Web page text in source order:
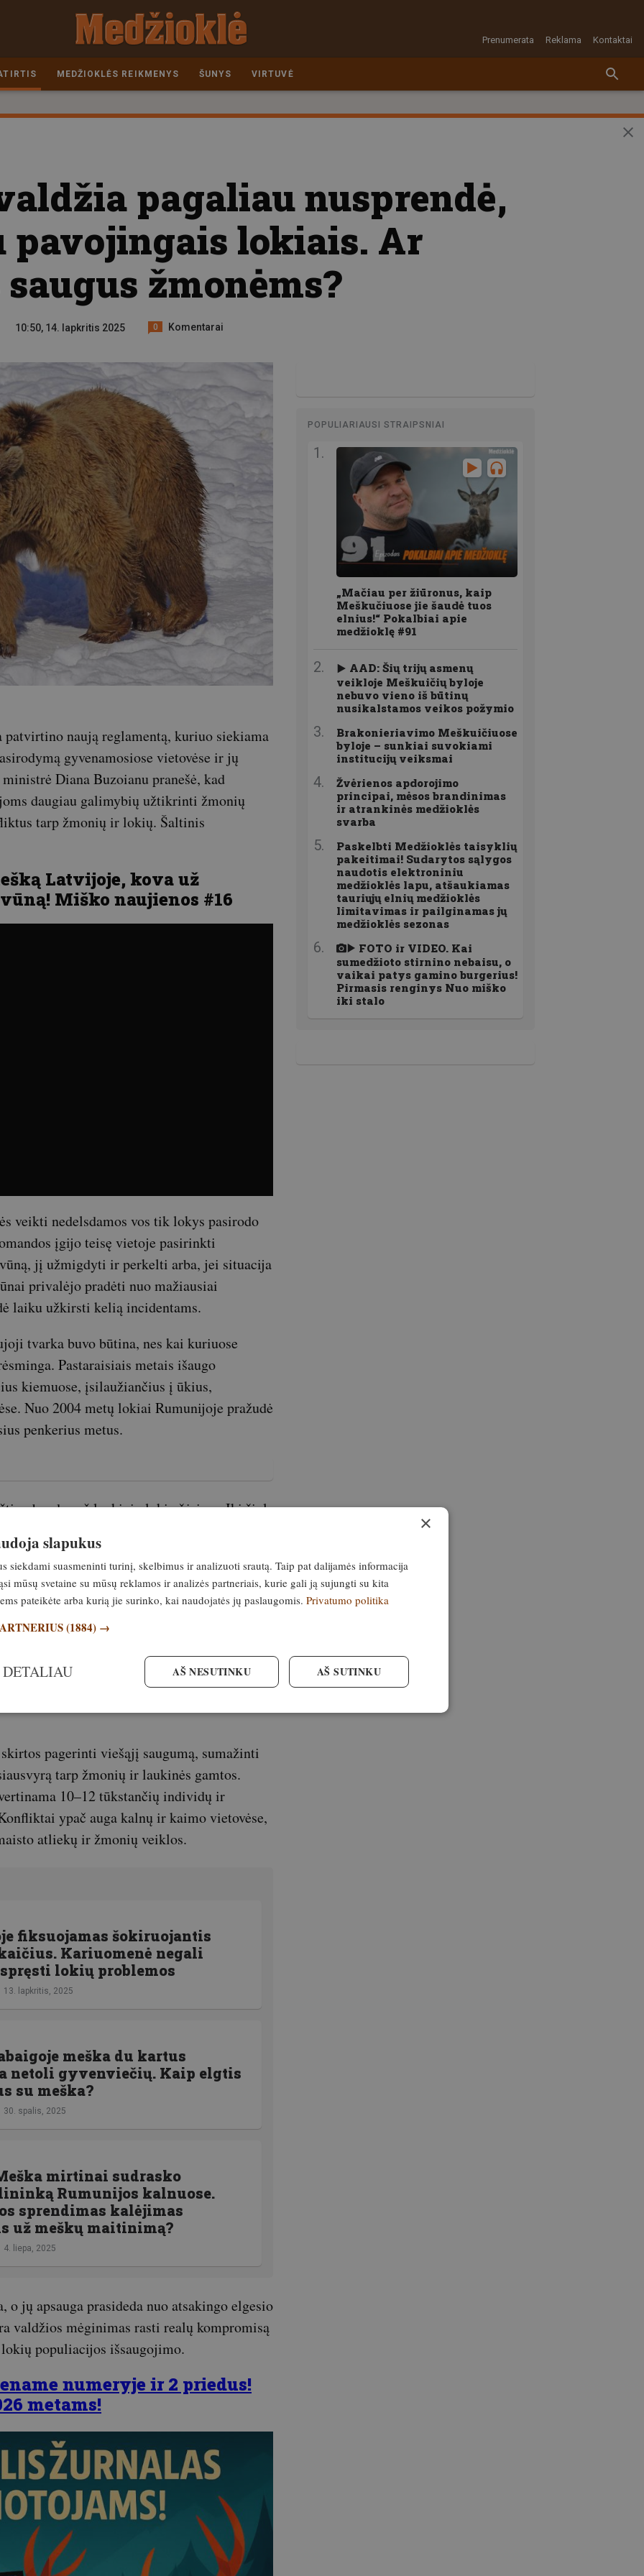
Prenumerata Reklama Kontaktai
MEDŽIOKLĖS REIKMENYS ŠUNYS VIRTUVĖ
pagaliau nusprendė,
pavojingais lokiais. Ar
žmonėms?
10:50, 14. lapkritis 2025 0 Komentarai
naują reglamentą, kuriuo siekiama
gyvenamosiose vietovėse ir jų
Diana Buzoianu pranešė, kad
daugiau galimybių užtikrinti žmonių
tarp žmonių ir lokių. Šaltinis
Latvijoje, kova už
Miško naujienos #16
veikti nedelsdamos vos tik lokys pasirodo
įgijo teisę vietoje pasirinkti
jį užmigdyti ir perkelti arba, jei situacija
privalėjo pradėti nuo mažiausiai
laiku užkirsti kelią incidentams.
tvarka buvo būtina, nes kai kuriuose
Pastaraisiais metais išaugo
kiemuose, įsilaužiančius į ūkius,
Nuo 2004 metų lokiai Rumunijoje pražudė
penkerius metus.
baudas už laukinių lokių šėrimą. Iki šiol
tokia praktika ypač turistiniuose
kalnuose, tapo įprasta ir itin
elgesį ir skatina gyvūnus ieškoti maisto
gali būti skiriama nuo 10 000 iki 30 000
tai yra gyvūno, kuris dėl nuolatinio
žmogui. Reglamentas numato
tais atvejais, kai iš teritorijos
pagerinti viešąjį saugumą, sumažinti
tarp žmonių ir laukinės gamtos.
10–12 tūkstančių individų ir
ypač auga kalnų ir kaimo vietovėse,
atliekų ir žmonių veiklos.
fiksuojamas šokiruojantis
Kariuomenė negali
lokių problemos
13. lapkritis, 2025
meška du kartus
netoli gyvenviečių. Kaip elgtis
su meška?
30. spalis, 2025
mirtinai sudrasko
Rumunijos kalnuose.
sprendimas kalėjimas
už meškų maitinimą?
4. liepa, 2025
jų apsauga prasideda nuo atsakingo elgesio
valdžios mėginimas rasti realų kompromisą
populiacijos išsaugojimo.
numeryje ir 2 priedus!
metams!
POPULIARIAUSI STRAIPSNIAI
„Mačiau per žiūronus, kaip
Meškučiuose jie šaudė tuos
elnius!“ Pokalbiai apie
medžioklę #91
AAD: Šių trijų asmenų
veikloje Meškuičių byloje
nebuvo vieno iš būtinų
nusikalstamos veikos požymio
Brakonieriavimo Meškuičiuose
byloje – sunkiai suvokiami
institucijų veiksmai
Žvėrienos apdorojimo
principai, mėsos brandinimas
ir atrankinės medžioklės
svarba
Paskelbti Medžioklės taisyklių
pakeitimai! Sudarytos sąlygos
naudotis elektroniniu
medžioklės lapu, atšaukiamas
tauriųjų elnių medžioklės
limitavimas ir pailginamas jų
medžioklės sezonas
FOTO ir VIDEO. Kai
sumedžioto stirnino nebaisu, o
vaikai patys gamino burgerius!
Pirmasis renginys Nuo miško
iki stalo
×
slapukus
siekdami suasmeninti turinį, skelbimus ir analizuoti srautą. Taip pat dalijamės informacija
mūsų svetaine su mūsų reklamos ir analizės partneriais, kurie gali ją sujungti su kita
pateikėte arba kurią jie surinko, kai naudojatės jų paslaugomis. Privatumo politika
(1884) →
AŠ SUTINKU
AŠ NESUTINKU
DETALIAU